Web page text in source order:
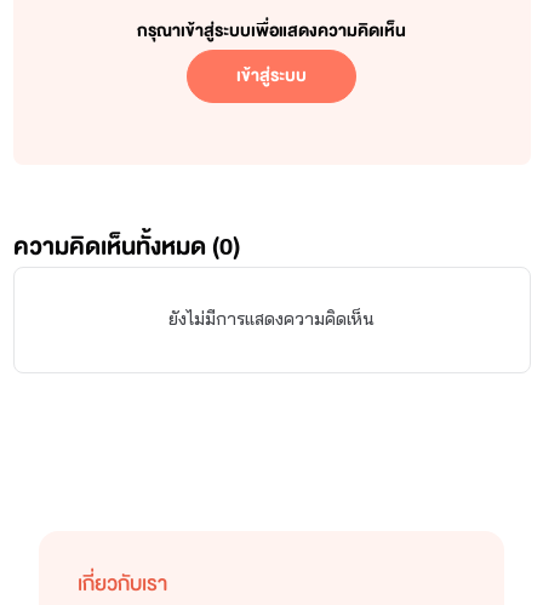
กรุณาเข้าสู่ระบบเพื่อแสดงความคิดเห็น
เข้าสู่ระบบ
ความคิดเห็นทั้งหมด (0)
ยังไม่มีการแสดงความคิดเห็น
เกี่ยวกับเรา